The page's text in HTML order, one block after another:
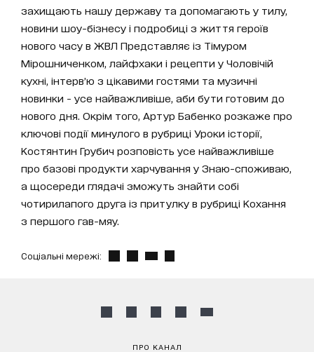
захищають нашу державу та допомагають у тилу,
новини шоу-бізнесу і подробиці з життя героїв
нового часу в ЖВЛ Представляє із Тімуром
Мірошниченком, лайфхаки і рецепти у Чоловічій
кухні, інтерв’ю з цікавими гостями та музичні
новинки - усе найважливіше, аби бути готовим до
нового дня. Окрім того, Артур Бабенко розкаже про
ключові події минулого в рубриці Уроки історії,
Костянтин Грубич розповість усе найважливіше
про базові продукти харчування у Знаю-споживаю,
а щосереди глядачі зможуть знайти собі
чотирилапого друга із притулку в рубриці Кохання
з першого гав-мяу.
Соціальні мережі:
ПРО КАНАЛ